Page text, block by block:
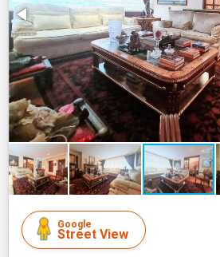
Google
Street View